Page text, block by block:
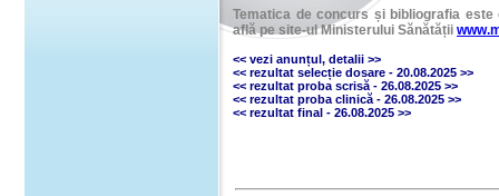
Tematica de concurs și bibliografia
află pe site-ul Ministerului Sănătății
<< vezi anunțul, detalii >>
<< rezultat selecție dosare - 20.08.2025 >>
<< rezultat proba scrisă - 26.08.2025 >>
<< rezultat proba clinică - 26.08.2025 >>
<< rezultat final - 26.08.2025 >>